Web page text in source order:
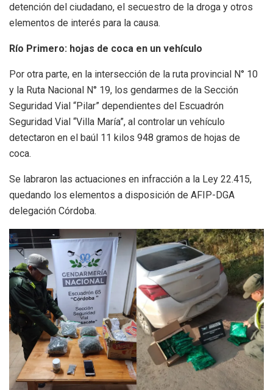
detención del ciudadano, el secuestro de la droga y otros
elementos de interés para la causa.
Río Primero: hojas de coca en un vehículo
Por otra parte, en la intersección de la ruta provincial N° 10
y la Ruta Nacional N° 19, los gendarmes de la Sección
Seguridad Vial “Pilar” dependientes del Escuadrón
Seguridad Vial “Villa María”, al controlar un vehículo
detectaron en el baúl 11 kilos 948 gramos de hojas de
coca.
Se labraron las actuaciones en infracción a la Ley 22.415,
quedando los elementos a disposición de AFIP-DGA
delegación Córdoba.